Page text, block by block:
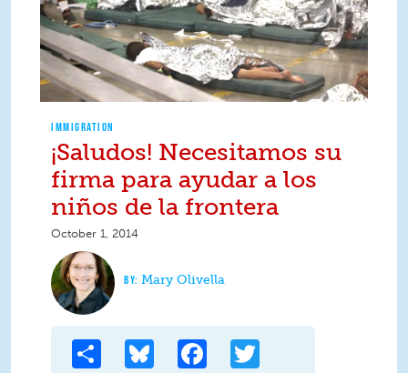
IMMIGRATION
¡Saludos! Necesitamos su
firma para ayudar a los
niños de la frontera
October 1, 2014
Mary Olivella
Share Bluesky Facebook